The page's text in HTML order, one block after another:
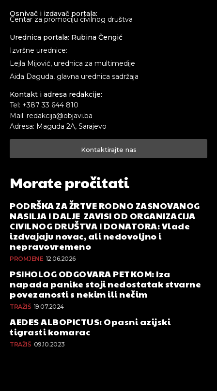
Osnivač i izdavač portala:
Centar za promociju civilnog društva
Urednica portala: Rubina Čengić
Izvršne urednice:
Lejla Mijović, urednica za multimedije
Aida Daguda, glavna urednica sadržaja
Kontakt i adresa redakcije:
Tel: +387 33 644 810
Mail: redakcija@objavi.ba
Adresa: Maguda 2A, Sarajevo
Kontaktirajte nas
Morate pročitati
PODRŠKA ZA ŽRTVE RODNO ZASNOVANOG
NASILJA I DALJE ZAVISI OD ORGANIZACIJA
CIVILNOG DRUŠTVA I DONATORA: Vlade
izdvajaju novac, ali nedovoljno i
nepravovremeno
PROMJENE 12.06.2026
PSIHOLOG ODGOVARA PETKOM: Iza
napada panike stoji nedostatak stvarne
povezanosti s nekim ili nečim
TRAŽIŠ 19.07.2024
AEDES ALBOPICTUS: Opasni azijski
tigrasti komarac
TRAŽIŠ 09.10.2023